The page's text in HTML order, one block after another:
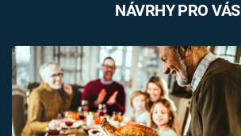
NÁVRHY PRO VÁS